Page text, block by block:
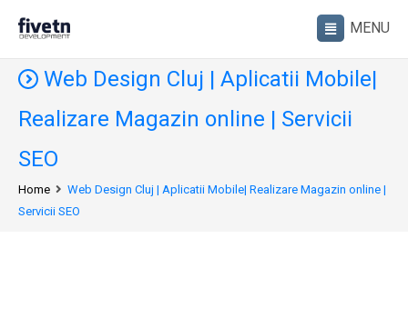
Web Design Cluj | Aplicatii Mobile|
Realizare Magazin online | Servicii
SEO
Home
Web Design Cluj | Aplicatii Mobile| Realizare Magazin online |
Servicii SEO